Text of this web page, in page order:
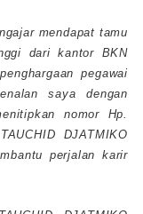
mendapat tamu
dari kantor BKN
pegawai
saya dengan
nomor Hp.
DJATMIKO
perjalan karir